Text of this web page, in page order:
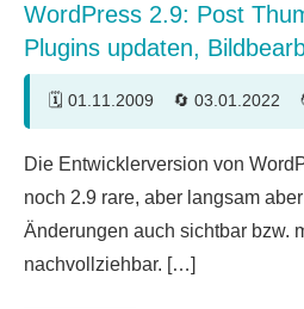
WordPress 2.9: Post
Plugins updaten,
01.11.2009 03.01.2022
Kommentare
Die Entwicklerversion von
noch 2.9 rare, aber langsam
Änderungen auch sichtbar bzw.
nachvollziehbar. […]